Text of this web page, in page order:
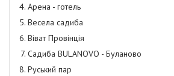
Арена - готель
Весела садиба
Віват Провінція
Садиба BULANOVO - Буланово
Руський пар